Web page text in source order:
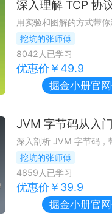
挖坑的张师傅
8042人已学习
优惠价￥ 49.9
掘金小册官
JVM 字节码从入
挖坑的张师傅
4859 人已学习
优惠价￥ 39.9
掘金小册官